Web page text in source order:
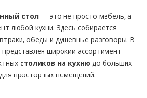
стол — это не просто мебель, а
любой кухни. Здесь собирается
обеды и душевные разговоры. В
представлен широкий ассортимент
столиков на кухню до больших
просторных помещений.